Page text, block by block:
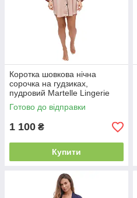
Коротка шовкова нічна
сорочка на гудзиках,
пудровий Martelle Lingerie
103
Готово до відправки
1 100 ₴
Купити